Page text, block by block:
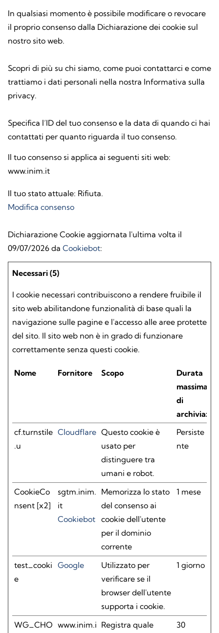
In qualsiasi momento è possibile modificare o revocare
il proprio consenso dalla Dichiarazione dei cookie sul
nostro sito web.
Scopri di più su chi siamo, come puoi contattarci e come
trattiamo i dati personali nella nostra Informativa sulla
privacy.
Specifica l’ID del tuo consenso e la data di quando ci hai
contattati per quanto riguarda il tuo consenso.
Il tuo consenso si applica ai seguenti siti web:
www.inim.it
Il tuo stato attuale: Rifiuta.
Modifica consenso
Dichiarazione Cookie aggiornata l'ultima volta il
09/07/2026 da Cookiebot:
Necessari (5)
I cookie necessari contribuiscono a rendere fruibile il
sito web abilitandone funzionalità di base quali la
navigazione sulle pagine e l'accesso alle aree protette
del sito. Il sito web non è in grado di funzionare
correttamente senza questi cookie.
Nome Fornitore Scopo
Durata
massima
di
cf.turnstile
.u
Cloudflare Questo cookie è
usato per
distinguere tra
umani e robot.
Persiste
nte
CookieCo
nsent [x2]
sgtm.inim.
it
Cookiebot
Memorizza lo stato
del consenso ai
cookie dell'utente
per il dominio
corrente
1 mese
test_cooki
e
Google
Utilizzato per
verificare se il
browser dell'utente
supporta i cookie.
1 giorno
WG_CHO www.inim.i Registra quale
30